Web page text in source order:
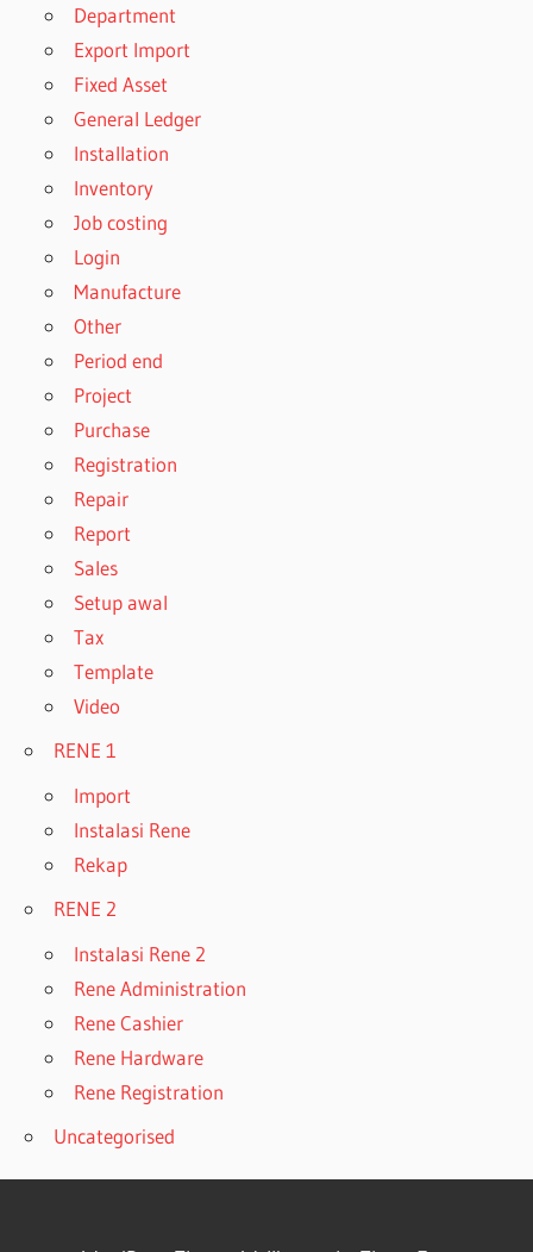
Department
Export Import
Fixed Asset
General Ledger
Installation
Inventory
Job costing
Login
Manufacture
Other
Period end
Project
Purchase
Registration
Repair
Report
Sales
Setup awal
Tax
Template
Video
RENE 1
Import
Instalasi Rene
Rekap
RENE 2
Instalasi Rene 2
Rene Administration
Rene Cashier
Rene Hardware
Rene Registration
Uncategorised